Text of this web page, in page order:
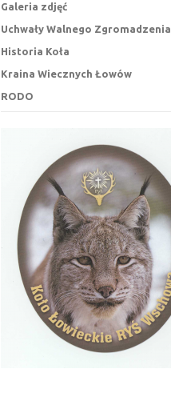
Galeria zdjęć
Uchwały Walnego Zgromadzenia
Historia Koła
Kraina Wiecznych Łowów
RODO